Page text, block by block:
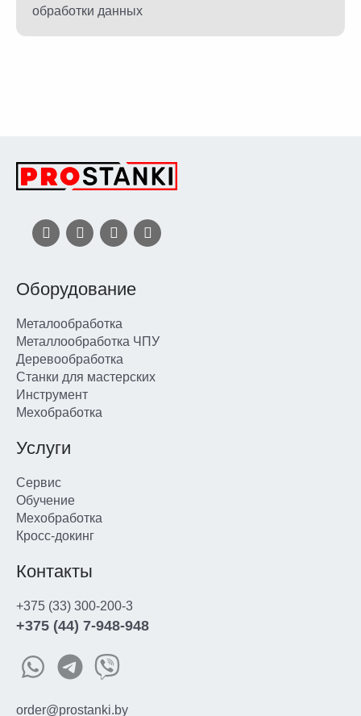
обработки данных
Оборудование
Металообработка
Металлообработка ЧПУ
Деревообработка
Станки для мастерских
Инструмент
Мехобработка
Услуги
Сервис
Обучение
Мехобработка
Кросс-докинг
Контакты
+375 (33) 300-200-3
+375 (44) 7-948-948
order@prostanki.by